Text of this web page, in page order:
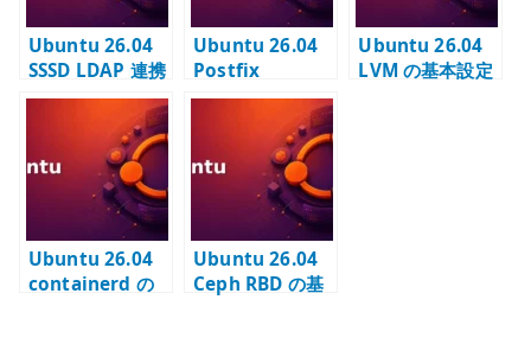
Ubuntu 26.04
SSSD LDAP 連携
– LDAP ユーザー
認証と TLS を設
Ubuntu 26.04
Postfix
OpenDKIM の設
定 – DKIM 署名
と DNS 公開鍵を
管理する
Ubuntu 26.04
LVM の基本設定
Ubuntu 26.04
containerd の
Ubuntu 26.04
Ceph RBD の基